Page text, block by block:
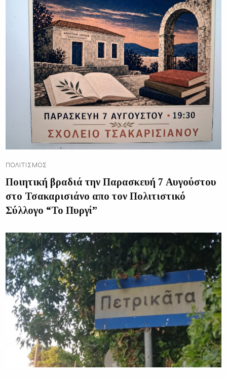
ΠΟΛΙΤΙΣΜΌΣ
Ποιητική βραδιά την Παρασκευή 7 Αυγούστου
στο Τσακαρισιάνο απο τον Πολιτιστικό
Σύλλογο “Το Πυργί”